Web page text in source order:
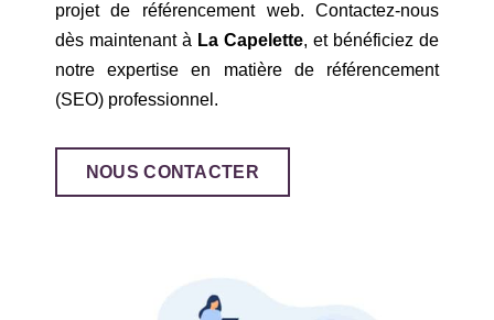
projet de référencement web. Contactez-nous
dès maintenant à La Capelette, et bénéficiez de
notre expertise en matière de référencement
(SEO) professionnel.
NOUS CONTACTER